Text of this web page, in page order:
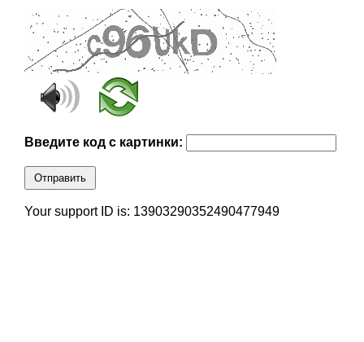
Введите код с картинки:
Отправить
Your support ID is: 13903290352490477949